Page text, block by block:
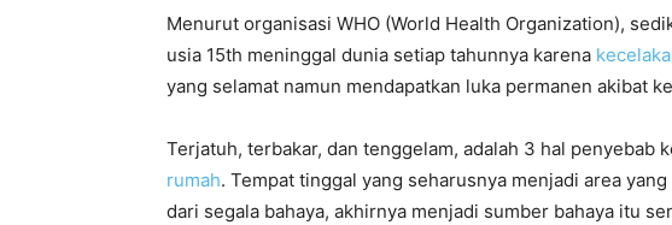
Menurut organisasi WHO (World Health Organization),
usia 15th meninggal dunia setiap tahunnya karena
yang selamat namun mendapatkan luka permanen akibat
Terjatuh, terbakar, dan tenggelam, adalah 3 hal penyebab
rumah. Tempat tinggal yang seharusnya menjadi area
dari segala bahaya, akhirnya menjadi sumber bahaya itu